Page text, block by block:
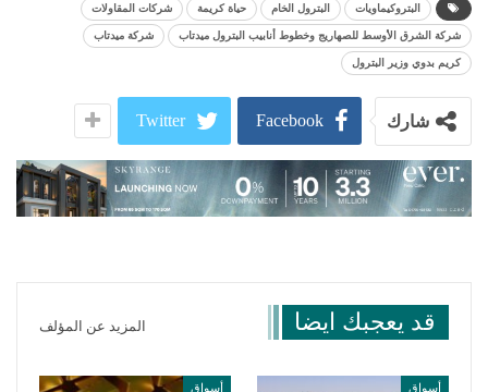
البتروكيماويات البترول الخام حياة كريمة شركات المقاولات
شركة الشرق الأوسط للصهاريج وخطوط أنابيب البترول ميدتاب شركة ميدتاب
كريم بدوي وزير البترول
شارك Facebook
Twitter
قد يعجبك ايضا المزيد عن المؤلف
أسواق أسواق